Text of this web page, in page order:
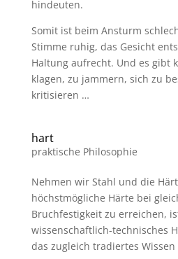
hindeuten.
Somit ist beim Ansturm
Stimme ruhig, das Gesicht
Haltung aufrecht. Und es gibt
klagen, zu jammern, sich zu
kritisieren …
hart
praktische Philosophie
Nehmen wir Stahl und die
höchstmögliche Härte bei
Bruchfestigkeit zu erreichen,
wissenschaftlich-technisches
das zugleich tradiertes